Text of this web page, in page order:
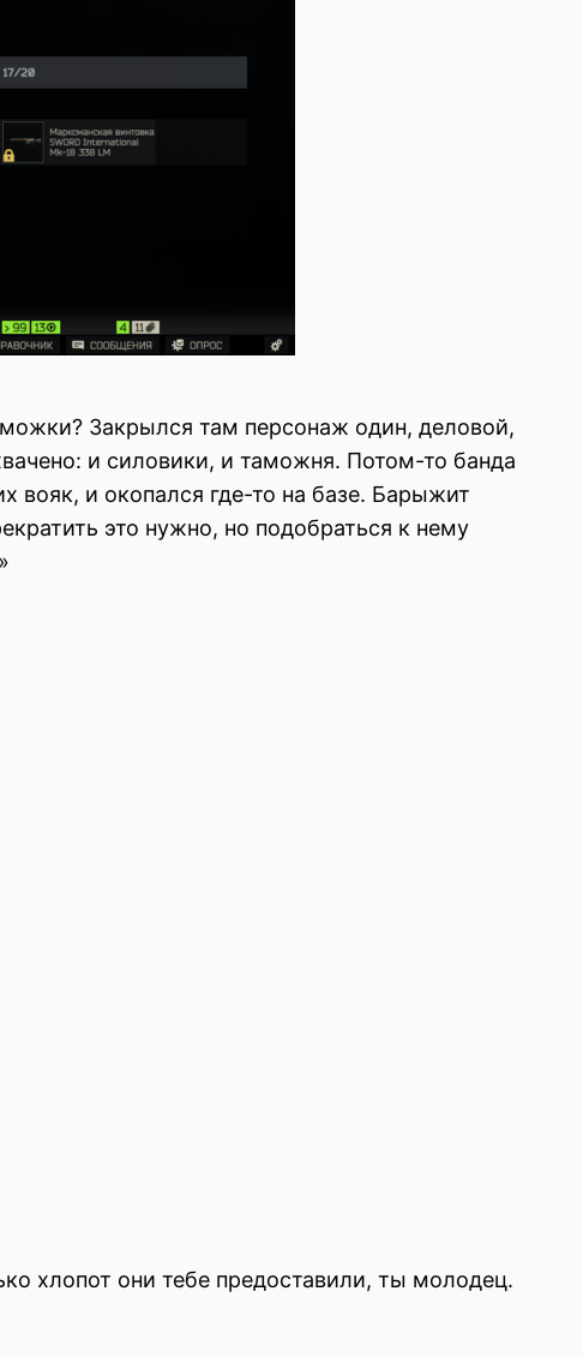
Закрылся там персонаж один, деловой,
и силовики, и таможня. Потом-то банда
вояк, и окопался где-то на базе. Барыжит
это нужно, но подобраться к нему
хлопот они тебе предоставили, ты молодец.